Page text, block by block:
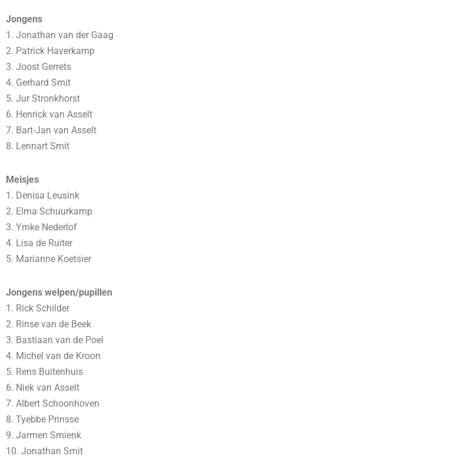
Jongens
1. Jonathan van der Gaag
2. Patrick Haverkamp
3. Joost Gerrets
4. Gerhard Smit
5. Jur Stronkhorst
6. Henrick van Asselt
7. Bart-Jan van Asselt
8. Lennart Smit
Meisjes
1. Denisa Leusink
2. Elma Schuurkamp
3. Ymke Nederlof
4. Lisa de Ruiter
5. Marianne Koetsier
Jongens welpen/pupillen
1. Rick Schilder
2. Rinse van de Beek
3. Bastiaan van de Poel
4. Michel van de Kroon
5. Rens Buitenhuis
6. Niek van Asselt
7. Albert Schoonhoven
8. Tyebbe Prinsse
9. Jarmen Smienk
10. Jonathan Smit